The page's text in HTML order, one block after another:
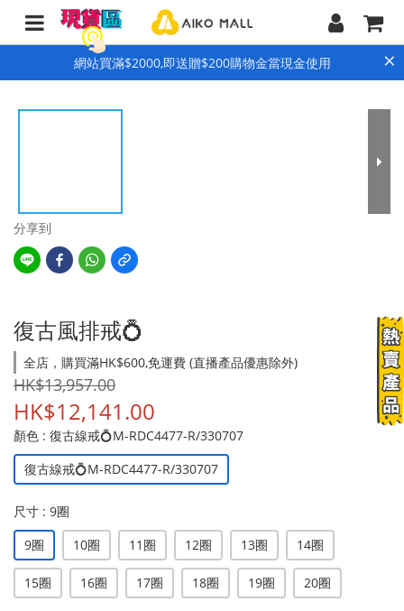
網站買滿$2000,即送贈$200購物金當現金使用 ×
分享到
復古風排戒💍
全店，購買滿HK$600,免運費 (直播產品優惠除外)
HK$13,957.00
HK$12,141.00
顏色 : 復古線戒💍M-RDC4477-R/330707
復古線戒💍M-RDC4477-R/330707
尺寸 : 9圈
9圈
10圈 11圈 12圈 13圈 14圈
15圈 16圈 17圈 18圈 19圈 20圈